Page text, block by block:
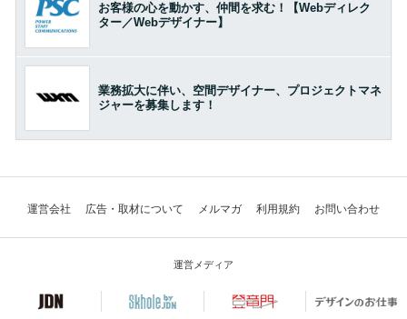
お客様の心を動かす、仲間を求む！【Webディレク
ター／Webデザイナー】
業務拡大に伴い、空間デザイナー、プロジェクトマネ
ジャーを募集します！
運営会社 広告・取材について メルマガ 利用規約 お問い合わせ
運営メディア